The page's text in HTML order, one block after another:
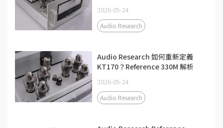
2026-05-24
Audio Research
Audio Research 如何重新定義
KT170？Reference 330M 解析
2026-05-24
Audio Research